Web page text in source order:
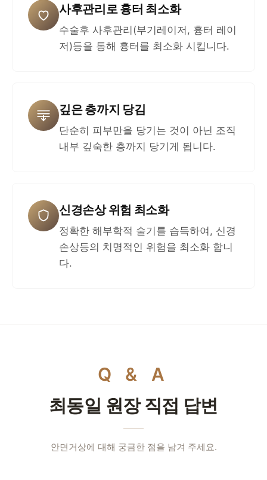
사후관리로 흉터 최소화
수술후 사후관리(부기레이저, 흉터 레이
저)등을 통해 흉터를 최소화 시킵니다.
깊은 층까지 당김
단순히 피부만을 당기는 것이 아닌 조직
내부 깊숙한 층까지 당기게 됩니다.
신경손상 위험 최소화
정확한 해부학적 술기를 습득하여, 신경
손상등의 치명적인 위험을 최소화 합니
다.
Q & A
최동일 원장 직접 답변
안면거상에 대해 궁금한 점을 남겨 주세요.